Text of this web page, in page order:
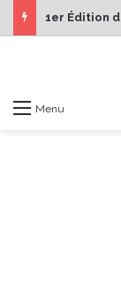
Menu